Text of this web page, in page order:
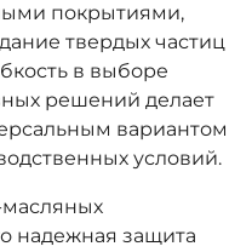
покрытиями,
твердых частиц
в выборе
решений делает
вариантом
условий.
надежная защита